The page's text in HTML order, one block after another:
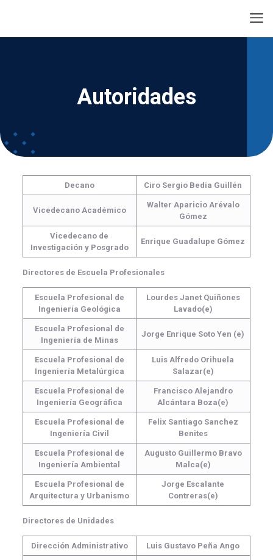
Autoridades
Decano Ciro Sergio Bedia Guillén
Vicedecano Académico
Walter Aparicio Arévalo
Gómez
Vicedecano de
Investigación y Posgrado
Enrique Guadalupe Gómez
Directores de Escuela Profesionales
Escuela Profesional de
Ingeniería Geológica
Lourdes Janet Quiñones
Lavado(e)
Escuela Profesional de
Ingeniería de Minas
Jorge Enrique Soto Yen (e)
Escuela Profesional de
Ingeniería Metalúrgica
Luis Alfredo Orihuela
Salazar(e)
Escuela Profesional de
Ingeniería Geográfica
Francisco Alejandro
Alcántara Boza(e)
Escuela Profesional de
Ingeniería Civil
Felix Santiago Sanchez
Benites
Escuela Profesional de
Ingeniería Ambiental
Augusto Guillermo Bravo
Malca(e)
Escuela Profesional de
Arquitectura y Urbanismo
Jorge Escalante
Contreras(e)
Directores de Unidades
Dirección Administrativo Luis Gustavo Peña Ango